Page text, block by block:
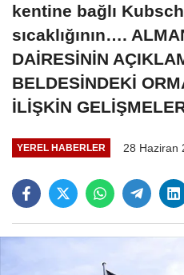
kentine bağlı
sıcaklığının….
DAİRESİNİN
BELDESİNDEKİ
İLİŞKİN
YEREL HABERLER 28 Haziran